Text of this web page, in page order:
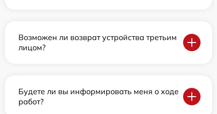
Возможен ли возврат устройства третьим
лицом?
Будете ли вы информировать меня о ходе
работ?